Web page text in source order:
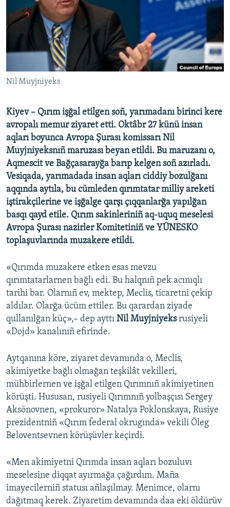
Русский
Українською
RFE/RS bütün saytları
​Nil Muyjniyeks
Kiyev – Qırım işğal etilgen soñ, yarımadanı birinci kere
avropalı memur ziyaret etti. Oktâbr 27 künü insan
aqları boyunca Avropa Şurası komissarı Nil
Muyjniyeksnıñ maruzası beyan etildi. Bu maruzanı o,
Aqmescit ve Bağçasarayğa barıp kelgen soñ azırladı.
Vesiqada, yarımadada insan aqları ciddiy bozulğanı
aqqında aytıla, bu cümleden qırımtatar milliy areketi
iştirakçilerine ve işğalge qarşı çıqqanlarğa yapılğan
basqı qayd etile. Qırım sakinleriniñ aq-uquq meselesi
Avropa Şurası nazirler Komitetiniñ ve YÜNESKO
toplaşuvlarında muzakere etildi.
«Qırımda muzakere etken esas mevzu
qırımtatarlarnen bağlı edi. Bu halqnıñ pek acınıqlı
tarihi bar. Olarnıñ ev, mektep, Mеclis, ticaretni çekip
aldılar. Olarğa ücüm ettiler. Bu qarardan ziyade
qullanılğan küç»,– dep ayttı Nil Muyjniyeksrusiyeli
«Dojd» kanalınıñ efirinde.
Aytqanına köre, ziyaret devamında o, Meclis,
akimiyetke bağlı olmağan teşkilât vekilleri,
mühbirlernen ve işğal etilgen Qırımnıñ akimiyetinen
körüşti. Hususan, rusiyeli Qırımnıñ yolbaşçısı Sergey
Aksönovnen, «prokuror» Natalya Poklonskaya, Rusiye
prezidentniñ «Qırım federal okrugında» vekili Öleg
Beloventsevnen körüşüvler keçirdi.
«Men akimiyetni Qırımda insan aqları bozuluvı
meselesine diqqat ayırmağa çağırdım. Maña
imayecilerniñ statusı añlaşılmay. Menimce, olarnı
dağıtmaq kerek. Ziyaretim devamında daa eki öldürüv